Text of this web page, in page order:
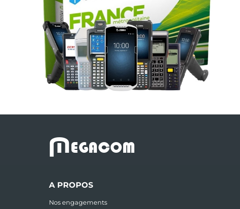
MEGACOM
A PROPOS
Nos engagements